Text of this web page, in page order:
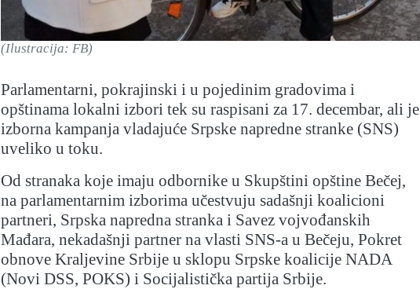
(Ilustracija: FB)
Parlamentarni, pokrajinski i u pojedinim gradovima i
opštinama lokalni izbori tek su raspisani za 17. decembar, ali je
izborna kampanja vladajuće Srpske napredne stranke (SNS)
uveliko u toku.
Od stranaka koje imaju odbornike u Skupštini opštine Bečej,
na parlamentarnim izborima učestvuju sadašnji koalicioni
partneri, Srpska napredna stranka i Savez vojvođanskih
Mađara, nekadašnji partner na vlasti SNS-a u Bečeju, Pokret
obnove Kraljevine Srbije u sklopu Srpske koalicije NADA
(Novi DSS, POKS) i Socijalistička partija Srbije.